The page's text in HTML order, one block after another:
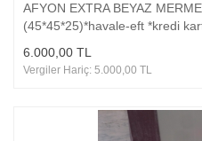
AFYON EXTRA BEYAZ
(45*45*25)*havale-eft *kredi
6.000,00 TL
Vergiler Hariç: 5.000,00 TL